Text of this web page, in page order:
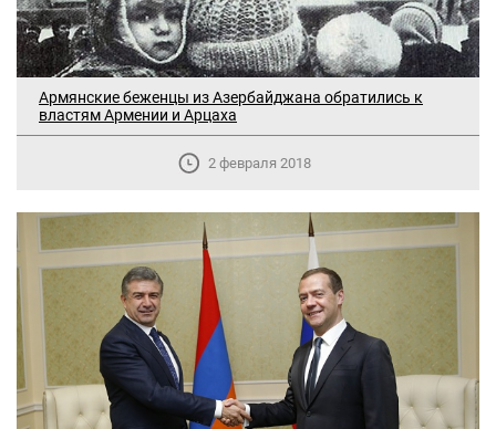
Армянские беженцы из Азербайджана обратились к
властям Армении и Арцаха
2 февраля 2018